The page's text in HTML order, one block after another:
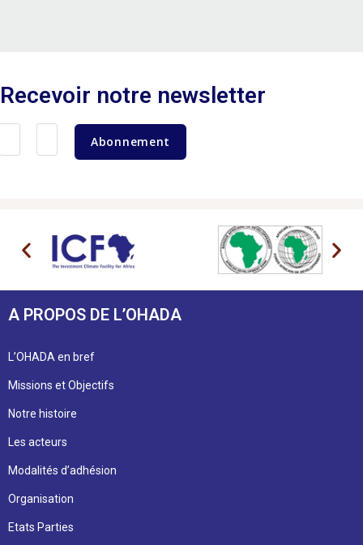
Recevoir notre newsletter
Abonnement
A PROPOS DE L’OHADA
L’OHADA en bref
Missions et Objectifs
Notre histoire
Les acteurs
Modalités d’adhésion
Organisation
Etats Parties